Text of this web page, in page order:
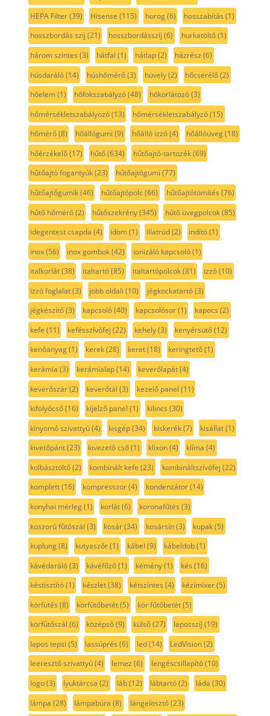
HEPA Filter(39) Hisense (115) horog(6) hosszabítás (1)
hosszbordás szíj (21) hosszbordásszíj (6) hurkatöltő(1)
három szintes (3) hátfal (1) hátlap(2) házrész (6)
húsdaráló(14) húshőmérő(3) hüvely(2) hőcserélő(2)
hőelem(1) hőfokszabályzó(48) hőkorlátozó(3)
hőmérsékletszabályozó(13) hőmérsékletszabályzó(15)
hőmérő(8) hőállógumi (9) hőálló izzó(4) hőállóüveg(18)
hőérzékelő(17) hűtő(634) hűtőajtó-tartozék(69)
hűtőajtó fogantyúk(23) hűtőajtógumi (77)
hűtőajtógumik(46) hűtőajtópolc(66) hűtőajtótömítés (76)
hűtő hőmérő(2) hűtőszekrény(345) hűtő üvegpolcok(85)
idegentest csapda (4) idom(1) illatrúd(2) indító(1)
inox(56) inox gombok(42) ionizáló kapcsoló(1)
italkorlát(38) italtartó(85) italtartópolcok(81) izzó(10)
izzó foglalat(3) jobb oldali (10) jégkockatartó(3)
jégkészítő(3) kapcsoló(40) kapcsolósor(1) kapocs (2)
kefe (11) kefésszívófej (22) kehely(3) kenyérsütő(12)
kenőanyag(1) kerek(28) keret(18) keringtető(1)
kerámia (3) kerámialap(14) keverőlapát(4)
keverőszár(2) keverőtál (3) kezelő panel (11)
kifolyócső(16) kijelző panel (1) kilincs (30)
kinyomó szivattyú(4) kisgép(34) kiskerék(7) kisállat(1)
kivetőpánt(23) kivezető cső(1) klixon(4) klíma (4)
kolbásztöltő(2) kombinált kefe (23) kombináltszívófej (22)
komplett(16) kompresszor(4) kondenzátor(14)
konyhai mérleg(1) korlát(6) koronafűtés (3)
koszorú fűtőszál (3) kosár(34) kosársín(3) kupak(5)
kuplung(8) kutyaszőr(1) kábel (9) kábeldob(1)
kávédaráló(3) kávéfőző(1) kémény(1) kés (16)
késtisztító(1) készlet(38) kétszintes (4) kézimixer(5)
körfütés (8) körfűtőbetét(5) kör fűtőbetét(5)
körfűtőszál (6) középső(9) külső(27) laposszíj (19)
lapos tepsi (5) lassúprés (6) led(14) LedVision(2)
leeresztő szivattyú(4) lemez (6) lengéscsillapító(10)
logo(3) lyuktárcsa (2) láb(12) lábtartó(2) láda (30)
lámpa (28) lámpabúra (8) lángelosztó(23)